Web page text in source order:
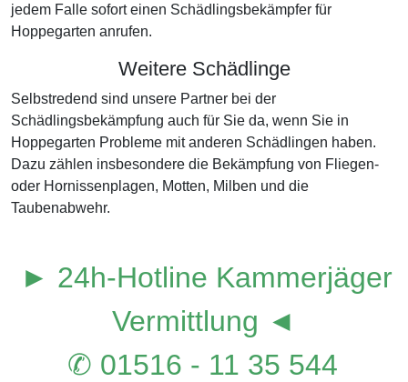
jedem Falle sofort einen Schädlingsbekämpfer für
Hoppegarten anrufen.
Weitere Schädlinge
Selbstredend sind unsere Partner bei der
Schädlingsbekämpfung auch für Sie da, wenn Sie in
Hoppegarten Probleme mit anderen Schädlingen haben.
Dazu zählen insbesondere die Bekämpfung von Fliegen-
oder Hornissenplagen, Motten, Milben und die
Taubenabwehr.
► 24h-Hotline Kammerjäger
Vermittlung ◄
✆ 01516 - 11 35 544